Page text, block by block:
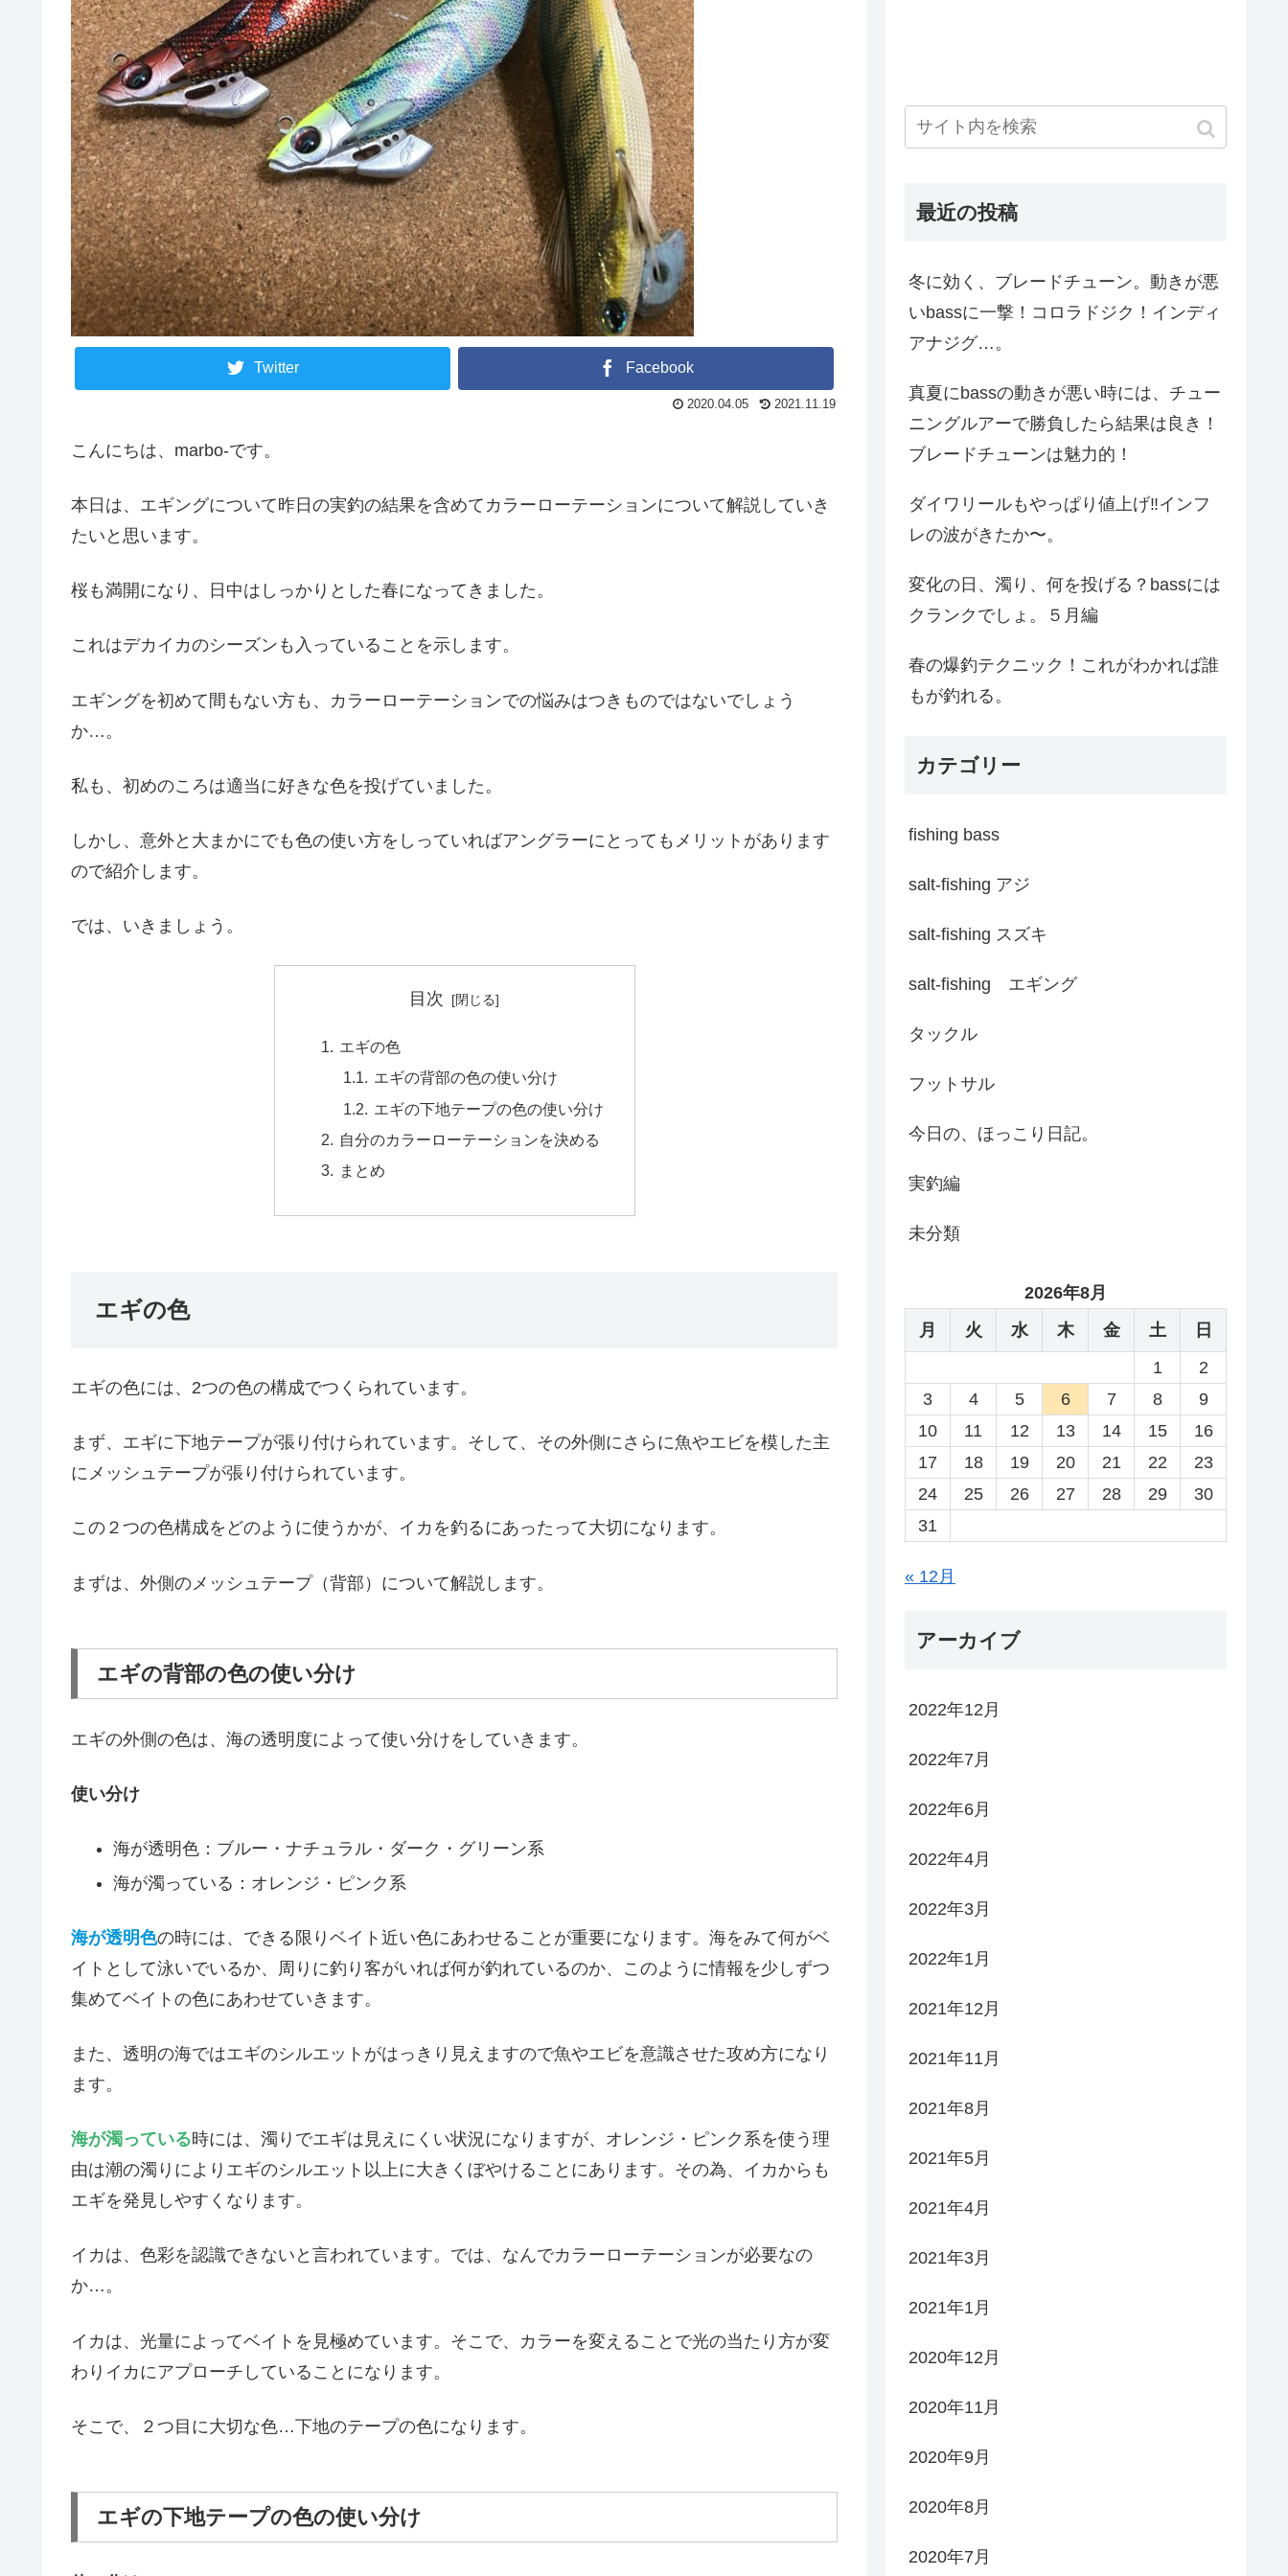
Twitter Facebook
2021.11.19
2020.04.05
こんにちは、marbo-です。
本日は、エギングについて昨日の実釣の結果を含めてカラーローテーションについて解説していき
たいと思います。
桜も満開になり、日中はしっかりとした春になってきました。
これはデカイカのシーズンも入っていることを示します。
エギングを初めて間もない方も、カラーローテーションでの悩みはつきものではないでしょう
か…。
私も、初めのころは適当に好きな色を投げていました。
しかし、意外と大まかにでも色の使い方をしっていればアングラーにとってもメリットがあります
ので紹介します。
では、いきましょう。
目次
エギの色
エギの背部の色の使い分け
エギの下地テープの色の使い分け
自分のカラーローテーションを決める
まとめ
エギの色
エギの色には、2つの色の構成でつくられています。
まず、エギに下地テープが張り付けられています。そして、その外側にさらに魚やエビを模した主
にメッシュテープが張り付けられています。
この２つの色構成をどのように使うかが、イカを釣るにあったって大切になります。
まずは、外側のメッシュテープ（背部）について解説します。
エギの背部の色の使い分け
エギの外側の色は、海の透明度によって使い分けをしていきます。
使い分け
海が透明色：ブルー・ナチュラル・ダーク・グリーン系
海が濁っている：オレンジ・ピンク系
海が透明色の時には、できる限りベイト近い色にあわせることが重要になります。海をみて何がベ
イトとして泳いでいるか、周りに釣り客がいれば何が釣れているのか、このように情報を少しずつ
集めてベイトの色にあわせていきます。
また、透明の海ではエギのシルエットがはっきり見えますので魚やエビを意識させた攻め方になり
ます。
海が濁っている時には、濁りでエギは見えにくい状況になりますが、オレンジ・ピンク系を使う理
由は潮の濁りによりエギのシルエット以上に大きくぼやけることにあります。その為、イカからも
エギを発見しやすくなります。
イカは、色彩を認識できないと言われています。では、なんでカラーローテーションが必要なの
か…。
イカは、光量によってベイトを見極めています。そこで、カラーを変えることで光の当たり方が変
わりイカにアプローチしていることになります。
そこで、２つ目に大切な色…下地のテープの色になります。
エギの下地テープの色の使い分け
最近の投稿
冬に効く、ブレードチューン。動きが悪
いbassに一撃！コロラドジク！インディ
アナジグ…。
真夏にbassの動きが悪い時には、チュー
ニングルアーで勝負したら結果は良き！
ブレードチューンは魅力的！
ダイワリールもやっぱり値上げ‼︎インフ
レの波がきたか〜。
変化の日、濁り、何を投げる？bassには
クランクでしょ。５月編
春の爆釣テクニック！これがわかれば誰
もが釣れる。
カテゴリー
fishing bass
salt-fishing アジ
salt-fishing スズキ
salt-fishing エギング
タックル
フットサル
今日の、ほっこり日記。
実釣編
未分類
2026年8月
月
火 水 木 金 土
日
1
2
3
4 5 6 7 8
9
10
11 12 13 14 15
16
17
18 19 20 21 22
23
24
25 26 27 28 29
30
31
« 12月
アーカイブ
2022年12月
2022年7月
2022年6月
2022年4月
2022年3月
2022年1月
2021年12月
2021年11月
2021年8月
2021年5月
2021年4月
2021年3月
2021年1月
2020年12月
2020年11月
2020年9月
2020年8月
2020年7月